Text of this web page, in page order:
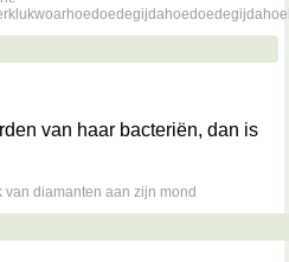
van haar bacteriën, dan is
diamanten aan zijn mond